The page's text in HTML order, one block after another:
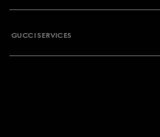
GUCCI SERVICES